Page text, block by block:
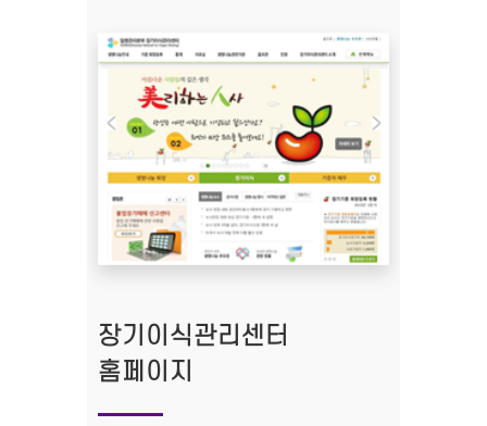
장기이식관리센터
홈페이지